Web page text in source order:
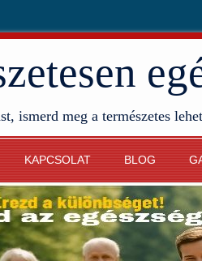
ismerd meg a természetes
KAPCSOLAT BLOG